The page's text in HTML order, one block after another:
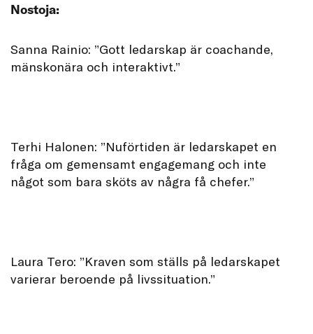
Nostoja:
Sanna Rainio: ”Gott ledarskap är coachande,
mänskonära och interaktivt.”
Terhi Halonen: ”Nuförtiden är ledarskapet en
fråga om gemensamt engagemang och inte
något som bara sköts av några få chefer.”
Laura Tero: ”Kraven som ställs på ledarskapet
varierar beroende på livssituation.”